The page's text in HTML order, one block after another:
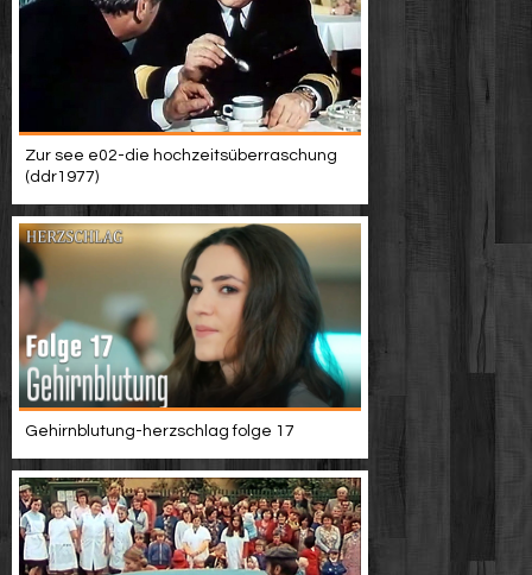
Zur see e02-die hochzeitsüberraschung
(ddr1977)
Gehirnblutung-herzschlag folge 17